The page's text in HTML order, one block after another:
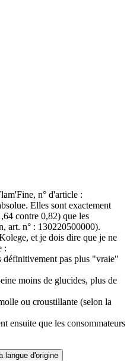
n° d'article :
Elles sont exactement
contre 0,82) que les
art. n° : 130220500000).
et je dois dire que je ne
:
définitivement pas plus "vraie"
moins de glucides, plus de
ou croustillante (selon la
ensuite que les consommateurs
langue d'origine